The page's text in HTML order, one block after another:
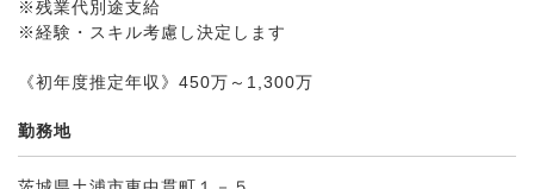
※残業代別途支給
※経験・スキル考慮し決定します
《初年度推定年収》450万～1,300万
勤務地